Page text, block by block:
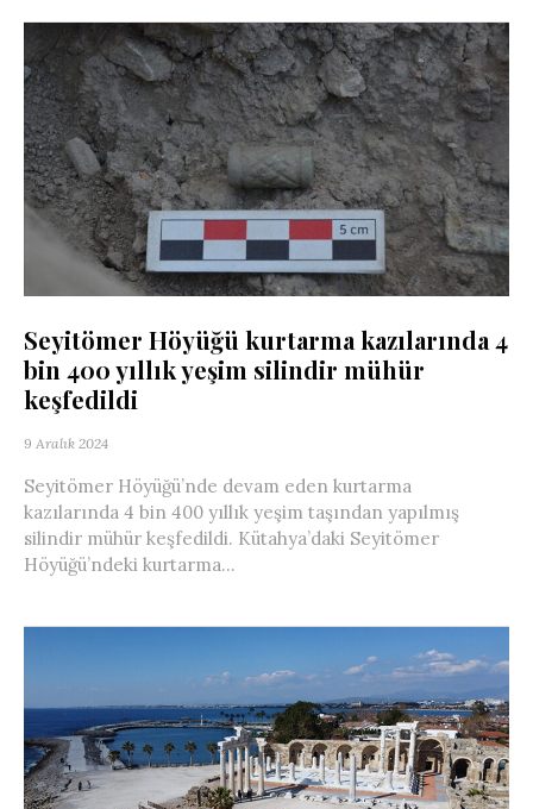
Seyitömer Höyüğü kurtarma kazılarında 4
bin 400 yıllık yeşim silindir mühür
keşfedildi
9 Aralık 2024
Seyitömer Höyüğü’nde devam eden kurtarma
kazılarında 4 bin 400 yıllık yeşim taşından yapılmış
silindir mühür keşfedildi. Kütahya’daki Seyitömer
Höyüğü’ndeki kurtarma...